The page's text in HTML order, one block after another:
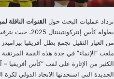
تزداد عمليات البحث حول القنوات الناقلة
بطولة كأس
من العيار الثقيل تجمع بطل أفريقيا
ملعب “الإنماء” في جدة هذه القمة المرتقبة
الكثير من الإثارة على لقب “كأس أفريقيا
الجديدة التي استحدثها الاتحاد الدولي لكرة